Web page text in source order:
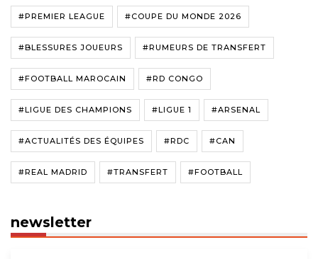
#PREMIER LEAGUE #COUPE DU MONDE 2026
#BLESSURES JOUEURS #RUMEURS DE TRANSFERT
#FOOTBALL MAROCAIN #RD CONGO
#LIGUE DES CHAMPIONS #LIGUE 1 #ARSENAL
#ACTUALITÉS DES ÉQUIPES #RDC #CAN
#REAL MADRID #TRANSFERT #FOOTBALL
newsletter